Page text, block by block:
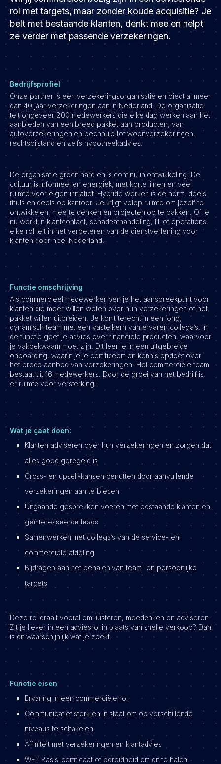
Development
Engineering & leadership
Executive search
Product
Sales
Specialistische techrollen
Support
Operations & HR
Inzichten
Werken bij Haystack People
Jobmarketing
Contact
Vacatures
rol met targets, maar zonder koude acquisitie? Je
belt met bestaande klanten, denkt mee en helpt
ze verder met passende verzekeringen.
Bedrijfsprofiel
Onze partner is een verzekeringsorganisatie en biedt al meer
dan 40 jaar verzekeringen aan in Nederland. De organisatie
telt ongeveer 200 medewerkers die elke dag werken aan het
aanbieden van een breed pakket aan producten, van
autoverzekeringen en pechhulp tot woonverzekeringen,
rechtsbijstand en zelfs hypotheekadvies.
De organisatie groeit hard en is continu in ontwikkeling. De
cultuur is informeel en energiek, met korte lijnen en veel
ruimte voor eigen initiatief. Hybride werken is de norm, deels
thuis en deels op kantoor. Je krijgt volop ruimte om jezelf te
ontwikkelen, mee te denken en projecten op te pakken. Of je
nu werkt in klantcontact, schadeafhandeling, IT of operations,
elke rol telt in het verbeteren van de dienstverlening voor
klanten door heel Nederland.
Functie omschrijving
Als commercieel medewerker ben je het aanspreekpunt voor
klanten die meer willen weten over hun verzekeringen of het
pakket willen uitbreiden. Je komt terecht in een jong,
dynamisch team met een vaste kern van ervaren collega’s. In
de functie geef je advies over financiële producten, waarvoor
je vakbekwaam moet zijn. Dit leer je in een uitgebreide
onboarding, waarin je je certificeert en kennis opdoet over
het brede aanbod van verzekeringen. Het commerciële team
bestaat uit 16 medewerkers. Door de groei van het bedrijf is
er ruimte voor versterking!
Wat je gaat doen:
Klanten adviseren over hun verzekeringen en zorgen dat
alles goed geregeld is
Cross- en upsell-kansen benutten door aanvullende
verzekeringen aan te bieden
Uitgaande gesprekken voeren met bestaande klanten en
geïnteresseerde leads
Samenwerken met collega’s van de service- en
commerciële afdeling
Bijdragen aan het behalen van team- en persoonlijke
targets
Deze rol draait vooral om luisteren, meedenken en adviseren.
Zit je liever in een adviesrol in plaats van snelle verkoop? Dan
is dit waarschijnlijk wat je zoekt.
Functie eisen
Ervaring in een commerciële rol
Communicatief sterk en in staat om op verschillende
niveaus te schakelen
Affiniteit met verzekeringen en klantadvies
WFT Basis-certificaat of bereidheid om dit te halen